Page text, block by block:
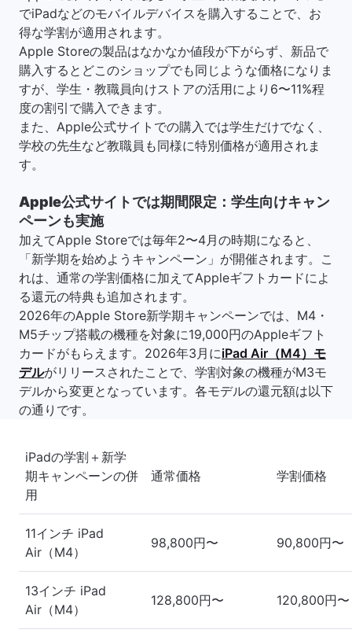
でiPadなどのモバイルデバイスを購入することで、お
得な学割が適用されます。
Apple Storeの製品はなかなか値段が下がらず、新品で
購入するとどこのショップでも同じような価格になりま
すが、学生・教職員向けストアの活用により6〜11%程
度の割引で購入できます。
また、Apple公式サイトでの購入では学生だけでなく、
学校の先生など教職員も同様に特別価格が適用されま
す。
Apple公式サイトでは期間限定：学生向けキャン
ペーンも実施
加えてApple Storeでは毎年2〜4月の時期になると、
「新学期を始めようキャンペーン」が開催されます。こ
れは、通常の学割価格に加えてAppleギフトカードによ
る還元の特典も追加されます。
2026年のApple Store新学期キャンペーンでは、M4・
M5チップ搭載の機種を対象に19,000円のAppleギフト
カードがもらえます。2026年3月にiPad Air（M4）モ
デルがリリースされたことで、学割対象の機種がM3モ
デルから変更となっています。各モデルの還元額は以下
の通りです。
iPadの学割＋新学
期キャンペーンの併
用
通常価格 学割価格
11インチ iPad
Air（M4）
98,800円〜 90,800円〜
13インチ iPad
Air（M4）
128,800円〜 120,800円〜